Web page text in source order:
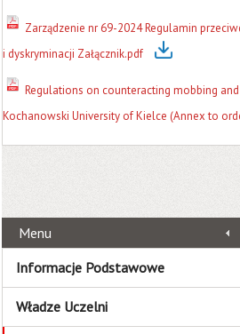
Zarządzenie nr 69-2024 Regulamin
i dyskryminacji Załącznik.pdf
Regulations on counteracting mobbing
Kochanowski University of Kielce (Annex to
Menu
Informacje Podstawowe
Władze Uczelni